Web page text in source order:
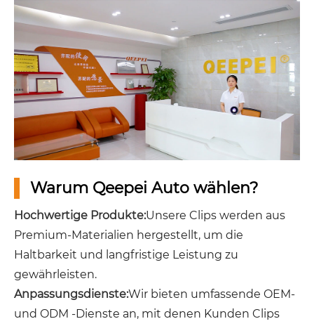
Warum Qeepei Auto wählen?
Hochwertige Produkte:Unsere Clips werden aus
Premium-Materialien hergestellt, um die
Haltbarkeit und langfristige Leistung zu
gewährleisten.
Anpassungsdienste:Wir bieten umfassende OEM-
und ODM -Dienste an, mit denen Kunden Clips